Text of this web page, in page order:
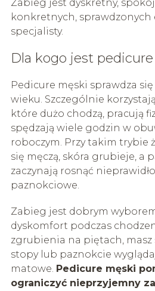
Zabieg jest dyskretny,
konkretnych, sprawdzonych
specjalisty.
Dla kogo jest
Pedicure męski sprawdza
wieku. Szczególnie
które dużo chodzą, pracują
spędzają wiele godzin w
roboczym. Przy takim trybie
się męczą, skóra grubieje, a
zaczynają rosnąć
paznokciowe.
Zabieg jest dobrym
dyskomfort podczas
zgrubienia na piętach, masz
stopy lub paznokcie
matowe. Pedicure męski
ograniczyć nieprzyjemny